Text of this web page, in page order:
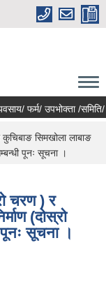
उपभोक्ता /समिति/ समुह/
सिमखोला लाबाङ
पूनः सूचना ।
चरण ) र
(दोस्रो
सूचना ।